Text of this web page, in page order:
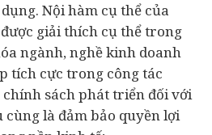
Nội hàm cụ thể của
giải thích cụ thể trong
ngành, nghề kinh doanh
tích cực trong công tác
sách phát triển đối với
cùng là đảm bảo quyền lợi